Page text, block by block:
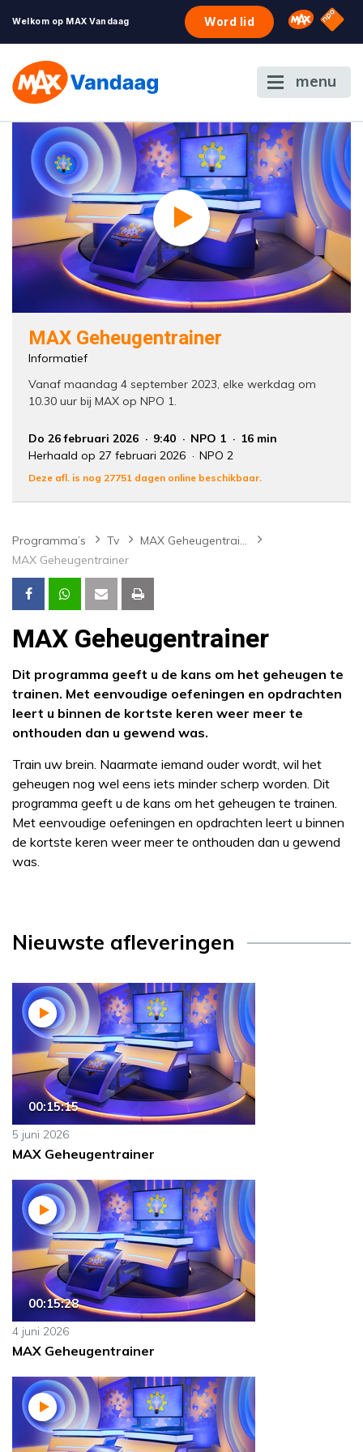
Welkom op MAX Vandaag Word lid Omroep
NPO
menu
MAX Geheugentrainer
Informatief
Vanaf maandag 4 september 2023, elke werkdag om
10.30 uur bij MAX op NPO 1.
Do 26 februari 2026 9:40 NPO 1
16 min
Herhaald op 27 februari 2026
NPO 2
Deze afl. is nog 27751 dagen online beschikbaar.
Programma’s Tv
MAX Geheugentrainer
MAX Geheugentrainer
MAX Geheugentrainer
Dit programma geeft u de kans om het geheugen te
trainen. Met eenvoudige oefeningen en opdrachten
leert u binnen de kortste keren weer meer te
onthouden dan u gewend was.
Train uw brein. Naarmate iemand ouder wordt, wil het
geheugen nog wel eens iets minder scherp worden. Dit
programma geeft u de kans om het geheugen te trainen.
Met eenvoudige oefeningen en opdrachten leert u binnen
de kortste keren weer meer te onthouden dan u gewend
was.
Nieuwste afleveringen
00:15:15
5 juni 2026
MAX Geheugentrainer
00:15:28
4 juni 2026
MAX Geheugentrainer